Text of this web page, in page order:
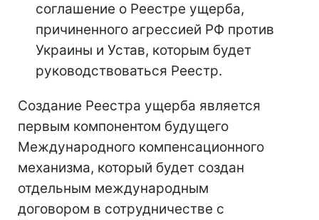
соглашение о Реестре ущерба,
причиненного агрессией РФ против
Украины и Устав, которым будет
руководствоваться Реестр.
Создание Реестра ущерба является
первым компонентом будущего
Международного компенсационного
механизма, который будет создан
отдельным международным
договором в сотрудничестве с